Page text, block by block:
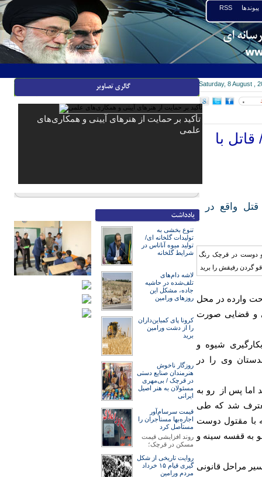
RSS پیوندها
Saturday, 8 August ,
۰
با
واقع در
جراحت وارده در محل
و قضایی صورت
گرفته و بکارگیری شیوه و
قاتل با هویت معلوم و ۸ نفر از همدستان وی را در
اما پس از رو به
معترف شد که طی
با مقتول دوست
به قفسه سینه و
مراحل قانونی
تأکید بر حمایت از هنرهای آیینی و همکاری‌های
علمی
تنوع بخشی به
تولیدات گلخانه ای/
تولید میوه آناناس در
شرایط گلخانه
لاشه دام‌های
تلف‌شده در حاشیه
جاده، مشکل این
روزهای ورامین
کرونا پای کمباین‌داران
را از دشت ورامین
برید
روزگار ناخوش
هنرمند‌‌‌ان صنایع دستی
در قرچک / ‌بی‌مهری
مسئولان‌ به هنر اصیل
ایرانی
قیمت سرسام‌آور
اجاره‌بها مستأجران را
مستأصل کرد
روند افزایشی قیمت
مسکن در قرچک؛
روایت تاریخی از شکل
گیری قیام ۱۵ خرداد
مردم ورامین